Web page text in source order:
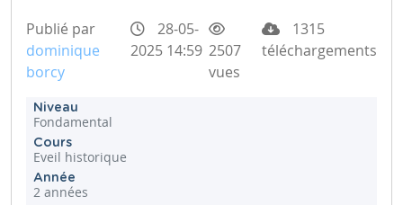
Publié par
dominique
borcy
28-05-
2025 14:59 2507
vues
1315
téléchargements
Niveau
Fondamental
Cours
Eveil historique
Année
2 années